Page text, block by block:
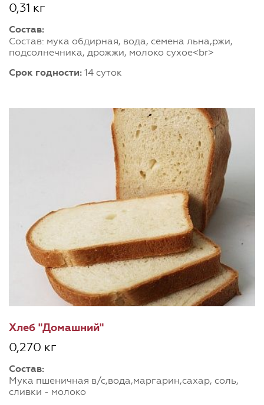
0,31 кг
Состав:
Состав: мука обдирная, вода, семена льна,ржи,
подсолнечника, дрожжи, молоко сухое<br>
Срок годности: 14 суток
Хлеб "Домашний"
0,270 кг
Состав:
Мука пшеничная в/с,вода,маргарин,сахар, соль,
сливки - молоко